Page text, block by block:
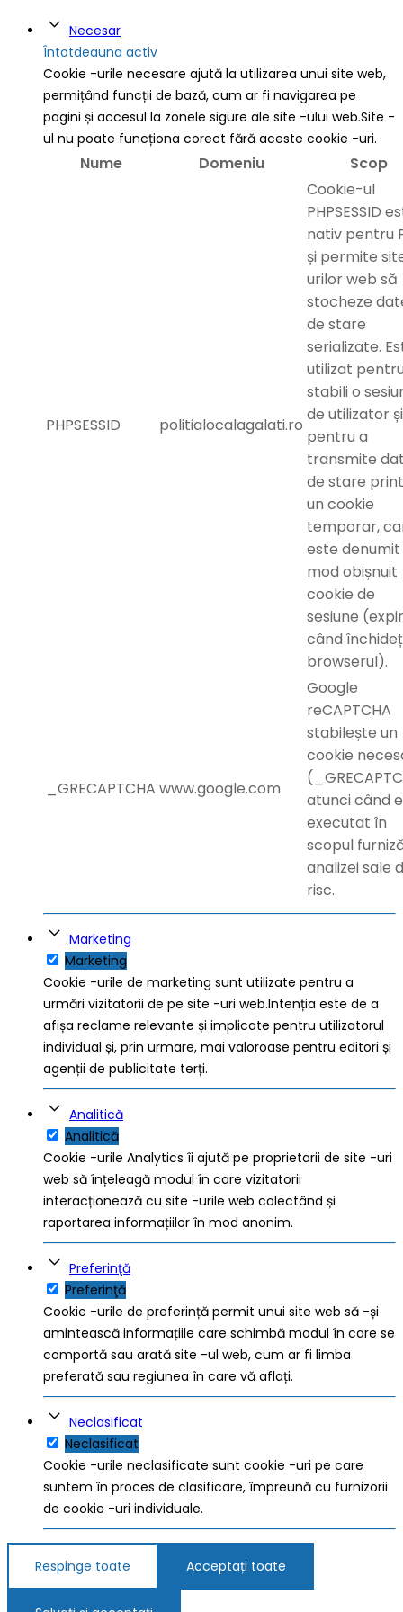
Necesar
Întotdeauna activ
Cookie -urile necesare ajută la utilizarea unui site web,
permițând funcții de bază, cum ar fi navigarea pe
pagini și accesul la zonele sigure ale site -ului web.Site -
ul nu poate funcționa corect fără aceste cookie -uri.
Nume Domeniu Scop
PHPSESSID politialocalagalati.ro
Cookie-ul
PHPSESSID
nativ pentru
și permite
urilor web să
stocheze
de stare
serializate.
utilizat
stabili o
de utilizator și
pentru a
transmite
de stare
un cookie
temporar,
este
mod obișnuit
cookie de
sesiune
când
browserul).
_GRECAPTCHA www.google.com
Google
reCAPTCHA
stabilește un
cookie
atunci când
executat în
scopul
analizei sale
risc.
Marketing
Marketing
Cookie -urile de marketing sunt utilizate pentru a
urmări vizitatorii de pe site -uri web.Intenția este de a
afișa reclame relevante și implicate pentru utilizatorul
individual și, prin urmare, mai valoroase pentru editori și
agenții de publicitate terți.
Analitică
Analitică
Cookie -urile Analytics îi ajută pe proprietarii de site -uri
web să înțeleagă modul în care vizitatorii
interacționează cu site -urile web colectând și
raportarea informațiilor în mod anonim.
Preferinţă
Preferinţă
Cookie -urile de preferință permit unui site web să -și
amintească informațiile care schimbă modul în care se
comportă sau arată site -ul web, cum ar fi limba
preferată sau regiunea în care vă aflați.
Neclasificat
Neclasificat
Cookie -urile neclasificate sunt cookie -uri pe care
suntem în proces de clasificare, împreună cu furnizorii
de cookie -uri individuale.
Respinge toate Acceptați toate